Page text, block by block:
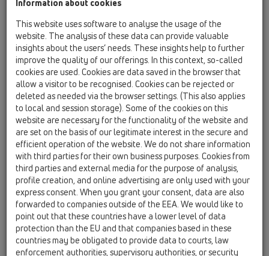
HL01050D
06 strojevi za pranje / Pribor / Rezervni
(nadoknadni) dijelovi / HL01050D
Okrugla brtva 18x2,5mm
HL01111D
06 strojevi za pranje / Pribor / Rezervni
(nadoknadni) dijelovi / HL01111D
Priključna - Utična brtva
HL02.3E
06 strojevi za pranje / Pribor / Rezervni
(nadoknadni) dijelovi / HL02.3E
Protupovratni osigurač komplet
HL0400.11E
06 strojevi za pranje / Pribor / Rezervni
(nadoknadni) dijelovi / HL0400.11E
Brtveni čep
HL0400.4E
Information about cookies
This website uses software to analyse the usage of the
website. The analysis of these data can provide valuable
insights about the users’ needs. These insights help to further
improve the quality of our offerings. In this context, so-called
cookies are used. Cookies are data saved in the browser that
allow a visitor to be recognised. Cookies can be rejected or
deleted as needed via the browser settings. (This also applies
to local and session storage). Some of the cookies on this
website are necessary for the functionality of the website and
are set on the basis of our legitimate interest in the secure and
efficient operation of the website. We do not share information
with third parties for their own business purposes. Cookies from
third parties and external media for the purpose of analysis,
profile creation, and online advertising are only used with your
express consent. When you grant your consent, data are also
forwarded to companies outside of the EEA. We would like to
point out that these countries have a lower level of data
protection than the EU and that companies based in these
countries may be obligated to provide data to courts, law
enforcement authorities, supervisory authorities, or security